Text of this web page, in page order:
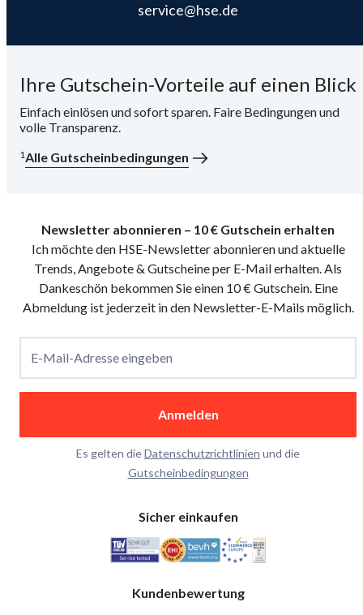
service@hse.de
Ihre Gutschein-Vorteile auf einen Blick
Einfach einlösen und sofort sparen. Faire Bedingungen und
volle Transparenz.
1Alle Gutscheinbedingungen
Newsletter abonnieren – 10 € Gutschein erhalten
Ich möchte den HSE-Newsletter abonnieren und aktuelle
Trends, Angebote & Gutscheine per E-Mail erhalten. Als
Dankeschön bekommen Sie einen 10 € Gutschein. Eine
Abmeldung ist jederzeit in den Newsletter-E-Mails möglich.
E-Mail-Adresse eingeben
Anmelden
Es gelten dieDatenschutzrichtlinien und die
Gutscheinbedingungen
Sicher einkaufen
Kundenbewertung